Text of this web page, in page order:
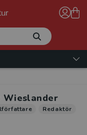
Wieslander
Redaktör